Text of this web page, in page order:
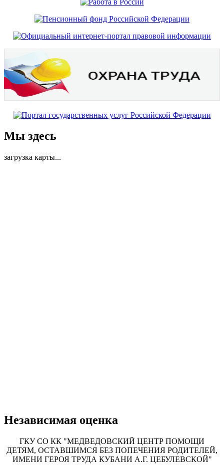
Мы здесь
загрузка карты...
Независимая оценка
ГКУ СО КК "МЕДВЕДОВСКИЙ ЦЕНТР ПОМОЩИ
ДЕТЯМ, ОСТАВШИМСЯ БЕЗ ПОПЕЧЕНИЯ РОДИТЕЛЕЙ,
ИМЕНИ ГЕРОЯ ТРУДА КУБАНИ А.Г. ЦЕБУЛЕВСКОЙ"